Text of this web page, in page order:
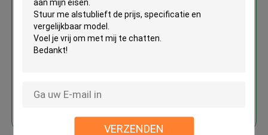
VERZENDEN
Hdpe Eco Friendly MBBR Bio
Carrier 25*5mm Activity
Floating Biomass Balls